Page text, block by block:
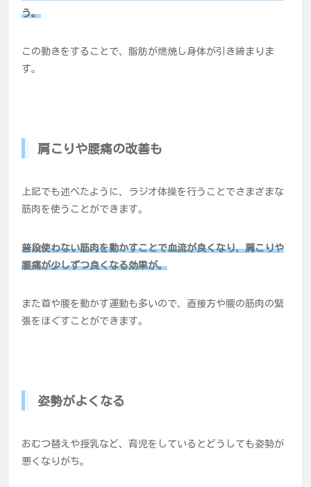
う。
この動きをすることで、脂肪が燃焼し身体が引き締まりま
す。
肩こりや腰痛の改善も
上記でも述べたように、ラジオ体操を行うことでさまざまな
筋肉を使うことができます。
普段使わない筋肉を動かすことで血流が良くなり、肩こりや
腰痛が少しずつ良くなる効果が。
また首や腰を動かす運動も多いので、直接方や腰の筋肉の緊
張をほぐすことができます。
姿勢がよくなる
おむつ替えや授乳など、育児をしているとどうしても姿勢が
悪くなりがち。